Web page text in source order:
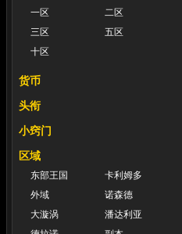
一区
二区
三区
五区
十区
货币
头衔
小窍门
区域
东部王国
卡利姆多
外域
诺森德
大漩涡
潘达利亚